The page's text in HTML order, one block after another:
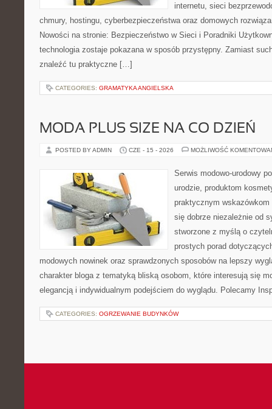
internetu, sieci
chmury, hostingu, cyberbezpieczeństwa oraz domowych
Nowości na stronie: Bezpieczeństwo w Sieci i Poradniki
technologia zostaje pokazana w sposób przystępny. Zamiast
znaleźć tu praktyczne […]
CATEGORIES: GRAMATYKA ANGIELSKA
MODA PLUS SIZE NA CO DZIEŃ
POSTED BY ADMIN CZE - 15 - 2026 MOŻLIWOŚĆ
Serwis modowo-urodowy
urodzie, produktom
praktycznym
się dobrze niezależnie od
stworzone z myślą o
prostych porad
modowych nowinek oraz sprawdzonych sposobów na lepszy
charakter bloga z tematyką bliską osobom, które interesują się
elegancją i indywidualnym podejściem do wyglądu. Polecamy
CATEGORIES: OGRZEWANIE BUDYNKÓW